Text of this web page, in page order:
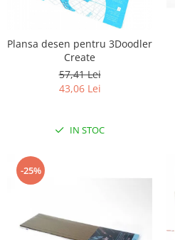
RS-485
Telecomenzi
Motoreductor plastic
Sub-Micro
Roti si Senile
Sasiu
Suruburi, Piulite, Conectare
Nvidia
Platforme de dezvoltare
Teensy
Radar
Termocuple
Vreme
Plansa desen pentru 3Doodler
Create
57,41 Lei
43,06 Lei
IN STOC
-25%